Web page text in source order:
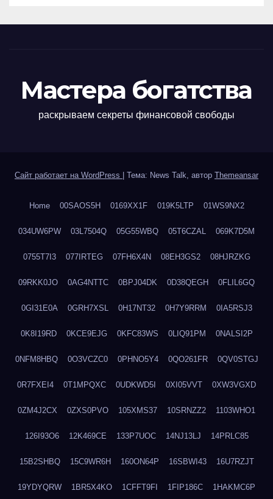
Мастера богатства
раскрываем секреты финансовой свободы
Сайт работает на WordPress Тема: News Talk, автор Themeansar
Home 00SAOS5H 0169XX1F 019K5LTP 01WS9NX2
034UW6PW 03L7504Q 05G55WBQ 05T6CZAL 069K7D5M
0755T7I3 077IRTEG 07FH6X4N 08EH3GS2 08HJRZKG
09RKK0JO 0AG4NTTC 0BPJ04DK 0D38QEGH 0FLIL6GQ
0GI31E0A 0GRH7XSL 0H17NT32 0H7Y9RRM 0IA5RSJ3
0K8I19RD 0KCE9EJG 0KFC83WS 0LIQ91PM 0NALSI2P
0NFM8HBQ 0O3VCZC0 0PHNO5Y4 0QO261FR 0QV0STGJ
0R7FXEI4 0T1MPQXC 0UDKWD5I 0XI05VVT 0XW3VGXD
0ZM4J2CX 0ZXS0PVO 105XMS37 10SRNZZ2 1103WHO1
126I93O6 12K469CE 133P7UOC 14NJ13LJ 14PRLC85
15B2SHBQ 15C9WR6H 160ON64P 16SBWI43 16U7RZJT
19YDYQRW 1BR5X4KO 1CFFT9FI 1FIP186C 1HAKMC6P